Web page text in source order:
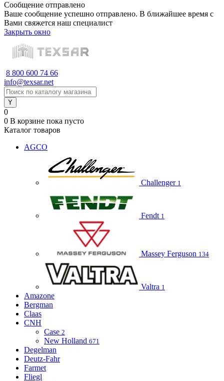
Сообщение отправлено
Ваше сообщение успешно отправлено. В ближайшее время с
Вами свяжется наш специалист
Закрыть окно
8 800 600 74 66
info@texsar.net
0
0 В корзине пока пусто
Каталог товаров
AGCO
Challenger 1
Fendt 1
Massey Ferguson 134
Valtra 1
Amazone
Bergman
Claas
CNH
Case 2
New Holland 671
Degelman
Deutz-Fahr
Farmet
Fliegl